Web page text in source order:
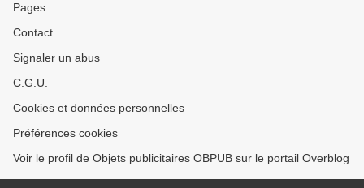
Pages
Contact
Signaler un abus
C.G.U.
Cookies et données personnelles
Préférences cookies
Voir le profil de Objets publicitaires OBPUB sur le portail Overblog